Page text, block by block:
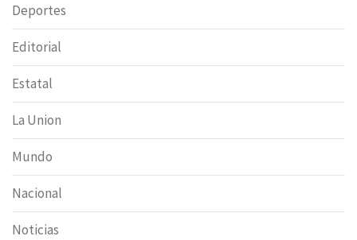
Deportes
Editorial
Estatal
La Union
Mundo
Nacional
Noticias